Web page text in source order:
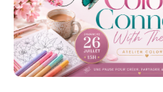
En exclusivité il y aura
enfants ..
Au programme :
Atelier de coloriage